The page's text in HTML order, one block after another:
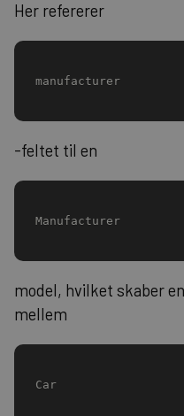
Her refererer
manufacturer
-feltet til en
Manufacturer
model, hvilket skaber
mellem
Car